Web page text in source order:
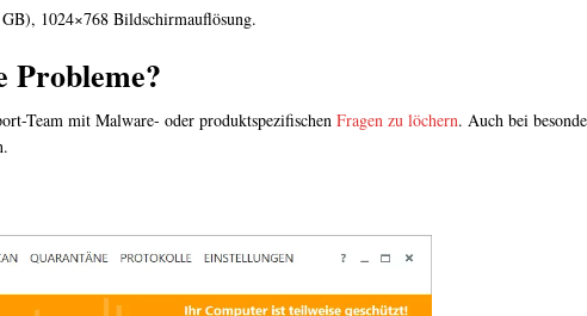
1024×768 Bildschirmauflösung.
Probleme?
Team mit Malware- oder produktspezifischen Fragen zu löchern. Auch bei